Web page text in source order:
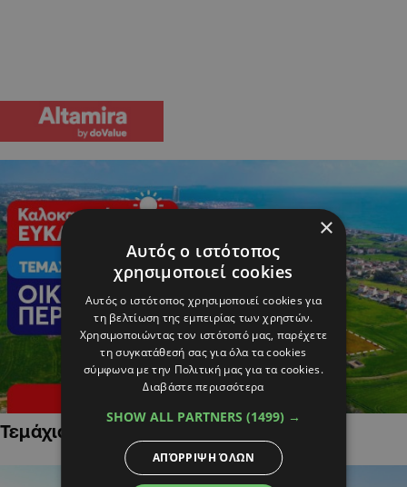
Τεμάχια Γης σε Οικιστικές Περιοχές
×
Αυτός ο ιστότοπος
χρησιμοποιεί cookies
Αυτός ο ιστότοπος χρησιμοποιεί cookies για
τη βελτίωση της εμπειρίας των χρηστών.
Χρησιμοποιώντας τον ιστότοπό μας, παρέχετε
τη συγκατάθεσή σας για όλα τα cookies
σύμφωνα με την Πολιτική μας για τα cookies.
Διαβάστε περισσότερα
SHOW ALL PARTNERS (1499) →
ΑΠΌΡΡΙΨΗ ΌΛΩΝ